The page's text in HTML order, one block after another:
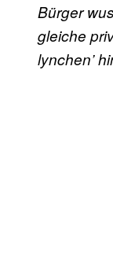
Bürger
gleiche
lynchen’